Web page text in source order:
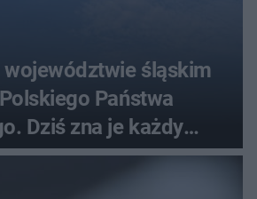
śląskim
Państwa
Dziś zna je każdy